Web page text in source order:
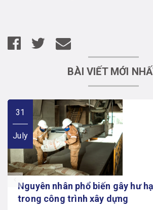
BÀI VIẾT MỚI
31
July
Nguyên nhân phổ biến gây hư
trong công trình xây dựng